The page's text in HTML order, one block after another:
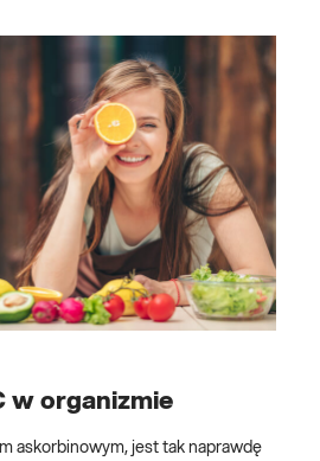
w organizmie
askorbinowym, jest tak naprawdę